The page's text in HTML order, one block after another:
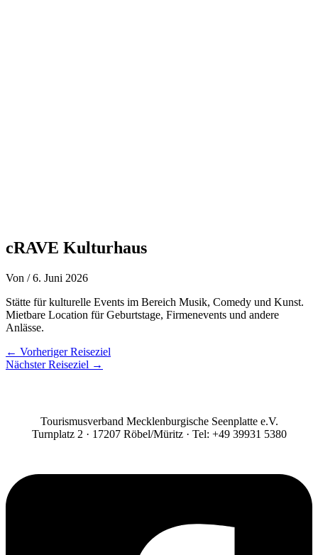
cRAVE Kulturhaus
Von /6. Juni 2026
Stätte für kulturelle Events im Bereich Musik, Comedy und Kunst.
Mietbare Location für Geburtstage, Firmenevents und andere
Anlässe.
← Vorheriger Reiseziel
Nächster Reiseziel →
Tourismusverband Mecklenburgische Seenplatte e.V.
Turnplatz 2 · 17207 Röbel/Müritz · Tel: +49 39931 5380